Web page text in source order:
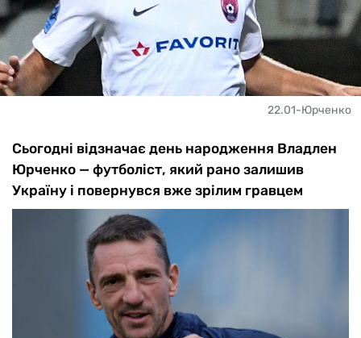
22.01-Юрченко
Сьогодні відзначає день народження Владлен
Юрченко — футболіст, який рано залишив
Україну і повернувся вже зрілим гравцем